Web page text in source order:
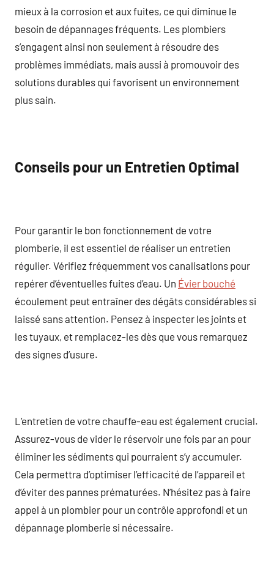
mieux à la corrosion et aux fuites, ce qui diminue le
besoin de dépannages fréquents. Les plombiers
s’engagent ainsi non seulement à résoudre des
problèmes immédiats, mais aussi à promouvoir des
solutions durables qui favorisent un environnement
plus sain.
Conseils pour un Entretien Optimal
Pour garantir le bon fonctionnement de votre
plomberie, il est essentiel de réaliser un entretien
régulier. Vérifiez fréquemment vos canalisations pour
repérer d’éventuelles fuites d’eau. Un Évier bouché
écoulement peut entraîner des dégâts considérables si
laissé sans attention. Pensez à inspecter les joints et
les tuyaux, et remplacez-les dès que vous remarquez
des signes d’usure.
L’entretien de votre chauffe-eau est également crucial.
Assurez-vous de vider le réservoir une fois par an pour
éliminer les sédiments qui pourraient s’y accumuler.
Cela permettra d’optimiser l’efficacité de l’appareil et
d’éviter des pannes prématurées. N’hésitez pas à faire
appel à un plombier pour un contrôle approfondi et un
dépannage plomberie si nécessaire.